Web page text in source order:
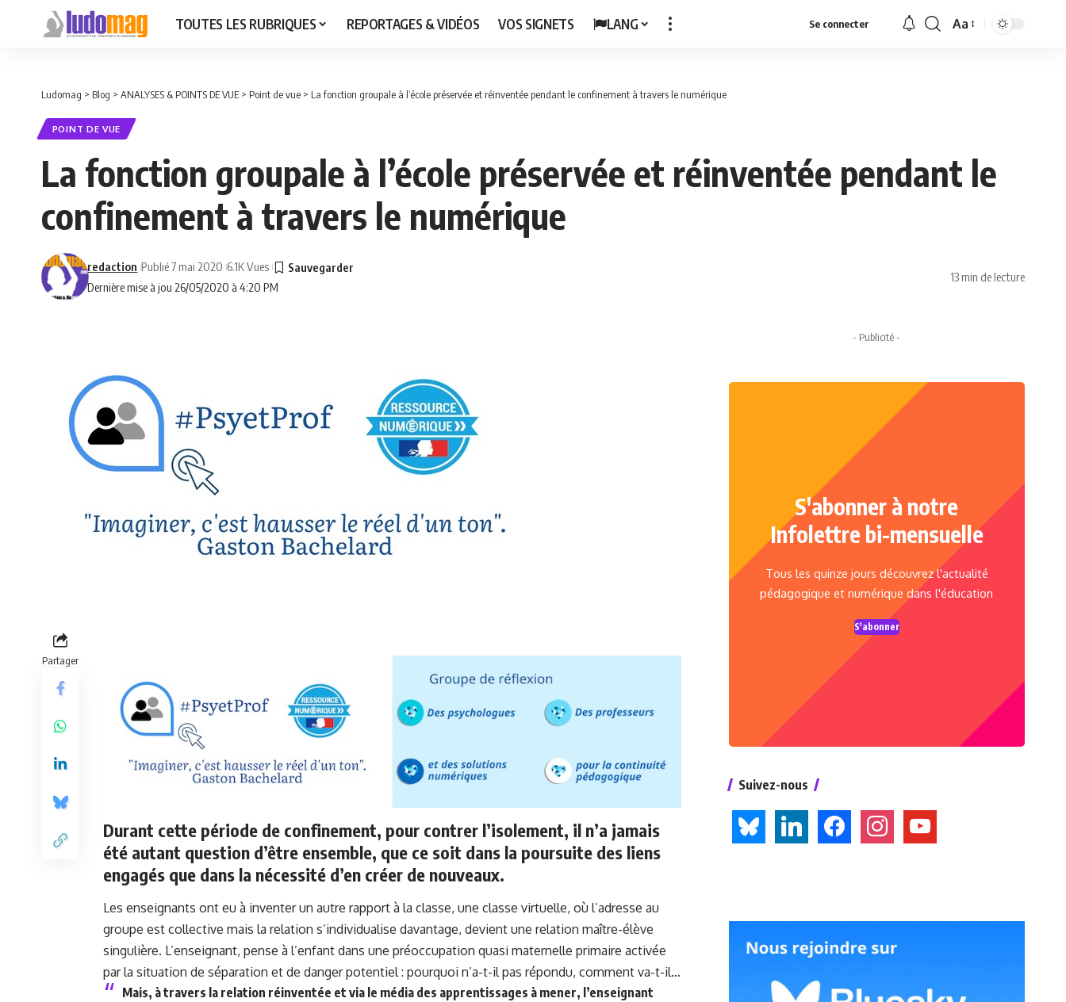
TOUTES LES RUBRIQUES REPORTAGES & VIDÉOS VOS SIGNETS LANG Se connecter
Font
Aa
Ludomag > Blog > ANALYSES & POINTS DE VUE> Point de vue > La fonction groupale à l’école préservée et réinventée pendant le confinement à travers le numérique
POINT DE VUE
La fonction groupale à l’école préservée et réinventée pendant le
confinement à travers le numérique
Dernière mise à jou 26/05/2020 à 4:20 PM
redaction Publié 7 mai 2020 6.1K Vues
13 min de lecture
Partager
Durant cette période de confinement, pour contrer l’isolement, il n’a jamais
été autant question d’être ensemble, que ce soit dans la poursuite des liens
engagés que dans la nécessité d’en créer de nouveaux.
Les enseignants ont eu à inventer un autre rapport à la classe, une classe virtuelle, où l’adresse au
groupe est collective mais la relation s’individualise davantage, devient une relation maître-élève
singulière. L’enseignant, pense à l’enfant dans une préoccupation quasi maternelle primaire activée
par la situation de séparation et de danger potentiel : pourquoi n’a-t-il pas répondu, comment va-t-il…
Mais, à travers la relation réinventée et via le média des apprentissages à mener, l’enseignant
- Publicité -
S'abonner à notre
Infolettre bi-mensuelle
Tous les quinze jours découvrez l'actualité
pédagogique et numérique dans l'éducation
S'abonner
Suivez-nous
bluesky linkedin facebookinstagramyoutube